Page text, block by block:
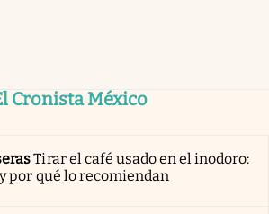
Cronista México
Tirar el café usado en el inodoro:
por qué lo recomiendan